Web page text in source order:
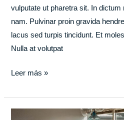
vulputate ut pharetra sit. In
nam. Pulvinar proin gravida
lacus sed turpis tincidunt. Et
Nulla at volutpat
Leer más »